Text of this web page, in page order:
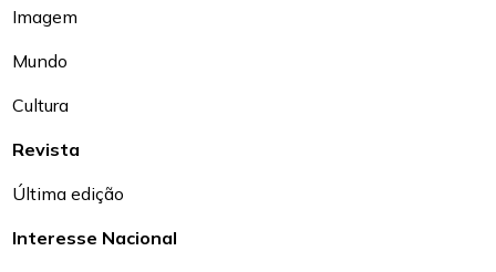
Imagem
Mundo
Cultura
Revista
Última edição
Interesse Nacional